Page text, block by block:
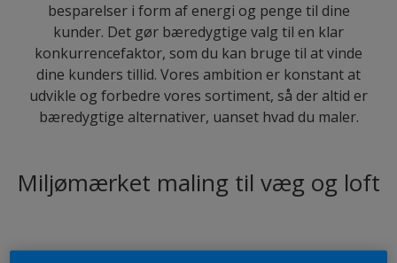
besparelser i form af energi og penge til dine
kunder. Det gør bæredygtige valg til en klar
konkurrencefaktor, som du kan bruge til at vinde
dine kunders tillid. Vores ambition er konstant at
udvikle og forbedre vores sortiment, så der altid er
bæredygtige alternativer, uanset hvad du maler.
Miljømærket maling til væg og loft